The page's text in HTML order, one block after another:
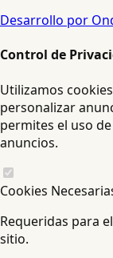
Desarrollo por
Control de
Utilizamos
personalizar
permites el uso
anuncios.
Cookies
Requeridas para
sitio.